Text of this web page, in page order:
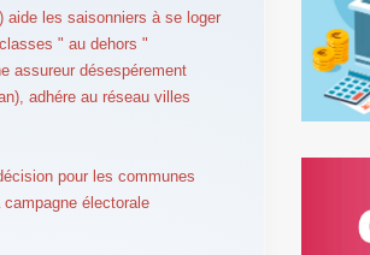
aide les saisonniers à se loger
" au dehors "
assureur désespérement
adhére au réseau villes
pour les communes
électorale